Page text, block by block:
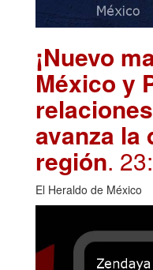
¡Nuevo
México y
avanza la
región.
El Heraldo de México